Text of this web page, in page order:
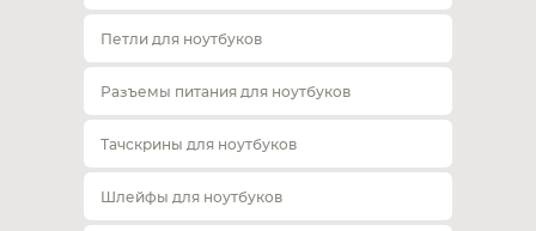
Петли для ноутбуков
Разъемы питания для ноутбуков
Тачскрины для ноутбуков
Шлейфы для ноутбуков